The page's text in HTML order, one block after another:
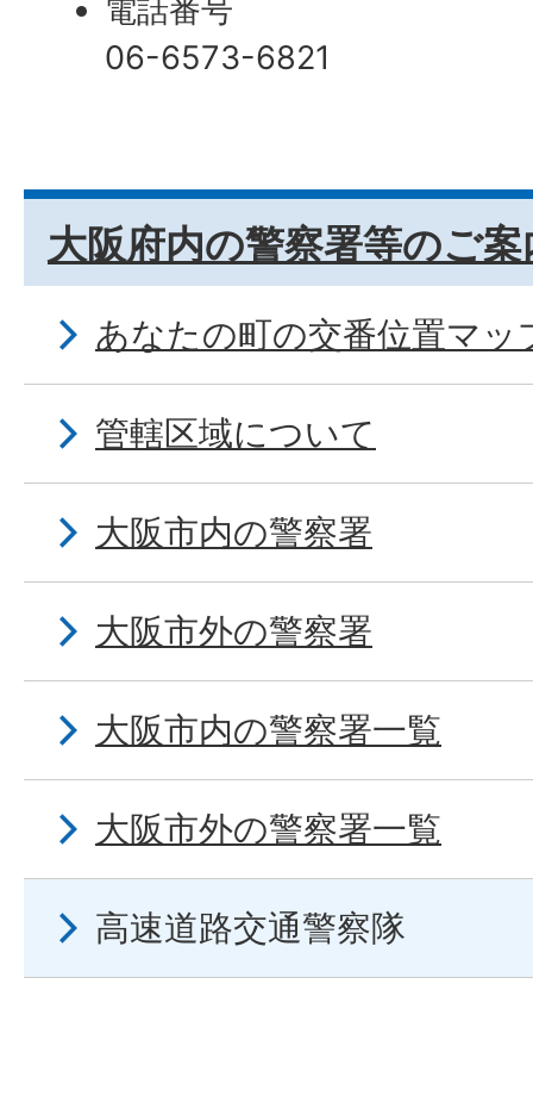
電話番号
06-6573-6821
大阪府内の警察署等のご案
あなたの町の交番位置マッ
管轄区域について
大阪市内の警察署
大阪市外の警察署
大阪市内の警察署一覧
大阪市外の警察署一覧
高速道路交通警察隊